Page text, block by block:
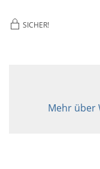
SICHER!
Mehr über